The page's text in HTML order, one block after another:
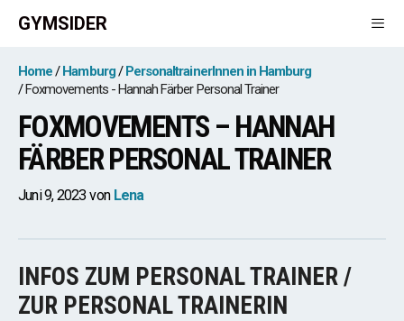
Zum
Inhalt
springen
GYMSIDER
Home Hamburg
PersonaltrainerInnen in Hamburg
Foxmovements - Hannah Färber Personal Trainer
FOXMOVEMENTS – HANNAH
FÄRBER PERSONAL TRAINER
Juni 9, 2023 von Lena
INFOS ZUM PERSONAL TRAINER /
ZUR PERSONAL TRAINERIN